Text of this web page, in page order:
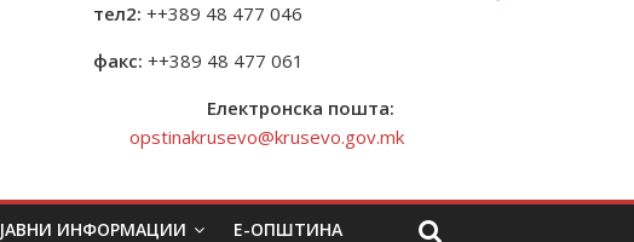
тел2: ++389 48 477 046
факс: ++389 48 477 061
Електронска пошта:
opstinakrusevo@krusevo.gov.mk
ЈАВНИ ИНФОРМАЦИИ Е-ОПШТИНА